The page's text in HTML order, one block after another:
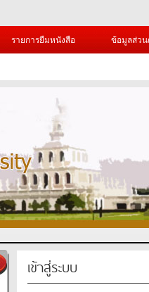
รายการยืมหนังสือ ข้อมูลส่ว
เข้าสู่ระบบ